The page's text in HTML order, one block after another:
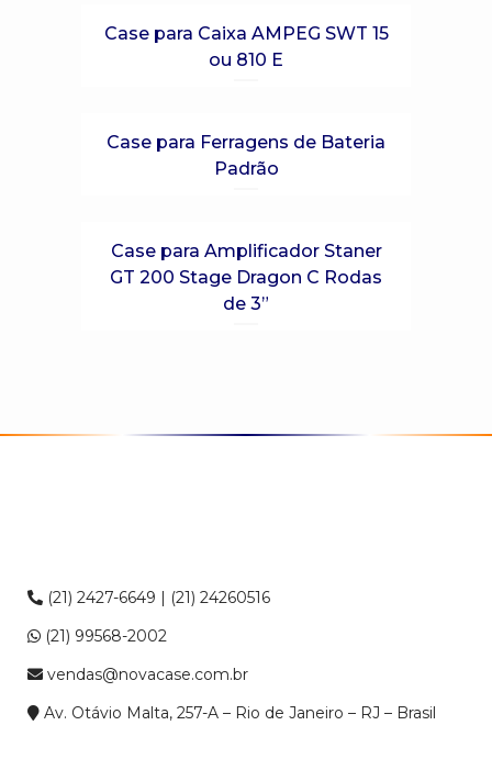
Case para Caixa AMPEG SWT 15
ou 810 E
Case para Ferragens de Bateria
Padrão
Case para Amplificador Staner
GT 200 Stage Dragon C Rodas
de 3”
(21) 2427-6649 | (21) 24260516
(21) 99568-2002
vendas@novacase.com.br
Av. Otávio Malta, 257-A – Rio de Janeiro – RJ – Brasil